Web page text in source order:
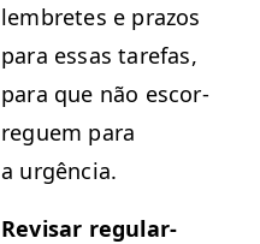
lem­bretes e pra­zos
para essas tare­fas,
para que não escor­
reguem para
a urgência.
Revis­ar reg­u­lar­